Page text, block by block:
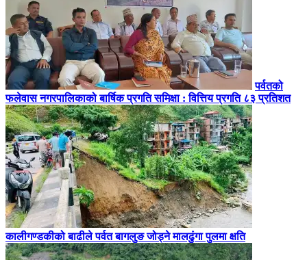
पर्वतको
फलेवास नगरपालिकाको बार्षिक प्रगति समिक्षा : वित्तिय प्रगति ८३ प्रतिशत
कालीगण्डकीको बाढीले पर्वत बागलुङ जोड्ने मालढुंगा पुलमा क्षति